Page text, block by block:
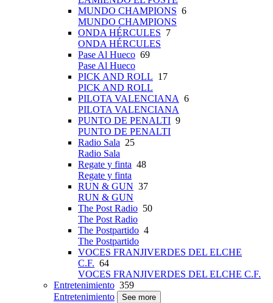
MUNDO CHAMPIONS 6
MUNDO CHAMPIONS
ONDA HÉRCULES 7
ONDA HÉRCULES
Pase Al Hueco 69
Pase Al Hueco
PICK AND ROLL 17
PICK AND ROLL
PILOTA VALENCIANA 6
PILOTA VALENCIANA
PUNTO DE PENALTI 9
PUNTO DE PENALTI
Radio Sala 25
Radio Sala
Regate y finta 48
Regate y finta
RUN & GUN 37
RUN & GUN
The Post Radio 50
The Post Radio
The Postpartido 4
The Postpartido
VOCES FRANJIVERDES DEL ELCHE
C.F. 64
VOCES FRANJIVERDES DEL ELCHE C.F.
Entretenimiento 359
Entretenimiento
See more